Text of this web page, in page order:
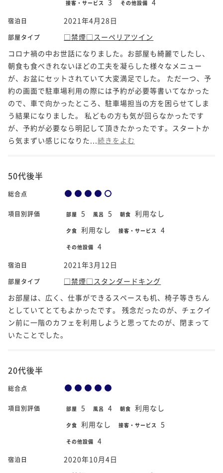
接客・サービス その他設備
宿泊日 2021年4月28日
部屋タイプ
□禁煙□スーペリアツイン
コロナ禍の中お世話になりました。お部屋も綺麗でしたし、
朝食も食べきれないほどの工夫を凝らした様々なメニュー
が、お盆にセットされていて大変満足でした。 ただ一つ、予
約の画面で駐車場利用の際には予約が必要等書いてなかった
ので、車で向かったところ、駐車場担当の方を困らせてしま
う結果になりました。 私どもの方も気が回らなかったです
が、予約が必要なら明記して頂きたかったです。スタートか
ら気まずい感じになりた... 続きをよむ
50代後半
総合点
項目別評価 部屋 5 風呂 5 朝食 利用なし
夕食 利用なし 接客・サービス 4
その他設備 4
宿泊日 2021年3月12日
部屋タイプ
□禁煙□スタンダードキング
お部屋は、広く、仕事ができるスペースも机、椅子等きちん
としていてとてもよかったです。 残念だったのが、チェクイ
ン前に一階のカフェを利用しようと思ってたのが、閉まって
いたことでした。
20代後半
総合点
項目別評価 部屋 5 風呂 4 朝食 利用なし
夕食 利用なし 接客・サービス 5
その他設備 4
宿泊日 2020年10月4日